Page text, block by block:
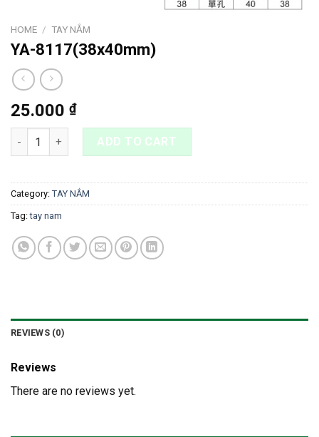
HOME / TAY NẮM
YA-8117(38x40mm)
25.000 ₫
YA-8117(38x40mm) quantity
ADD TO CART
Category: TAY NẮM
Tag:tay nam
REVIEWS (0)
Reviews
There are no reviews yet.